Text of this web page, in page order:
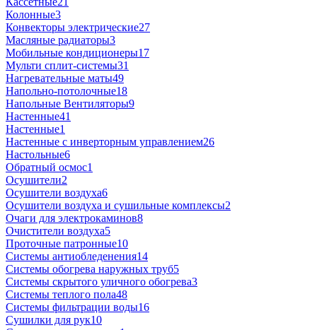
Колонные3
Конвекторы электрические27
Масляные радиаторы3
Мобильные кондиционеры17
Мульти сплит-системы31
Нагревательные маты49
Напольно-потолочные18
Напольные Вентиляторы9
Настенные41
Настенные1
Настенные с инверторным управлением26
Настольные6
Обратный осмос1
Осушители2
Осушители воздуха6
Осушители воздуха и сушильные комплексы2
Очаги для электрокаминов8
Очистители воздуха5
Проточные патронные10
Системы антиобледенения14
Системы обогрева наружных труб5
Системы скрытого уличного обогрева3
Системы теплого пола48
Системы фильтрации воды16
Сушилки для рук10